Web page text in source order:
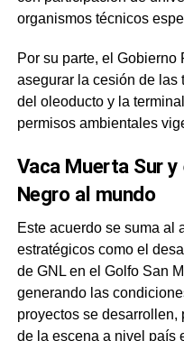
organismos técnicos
Por su parte, el Gobierno
asegurar la cesión de las
del oleoducto y la
permisos ambientales
Vaca Muerta Sur
Negro al mundo
Este acuerdo se suma al
estratégicos como el
de GNL en el Golfo San
generando las
proyectos se
de la escena a nivel país